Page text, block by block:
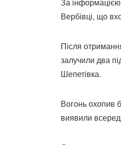
Вербівці, що
Після
залучили два
Шепетівка.
Вогонь охопив
виявили